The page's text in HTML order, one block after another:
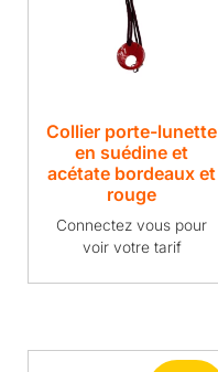
Collier porte-lunette
en suédine et
acétate bordeaux et
rouge
Connectez vous pour
voir votre tarif